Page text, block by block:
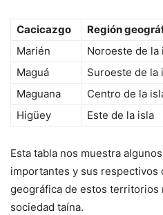
Cacicazgo Región
Marién
Noroeste de la
Maguá
Suroeste de la
Maguana
Centro de la
Higüey
Este de la isla
Esta tabla nos muestra
importantes y sus respectivos
geográfica de estos territorios
sociedad taína.